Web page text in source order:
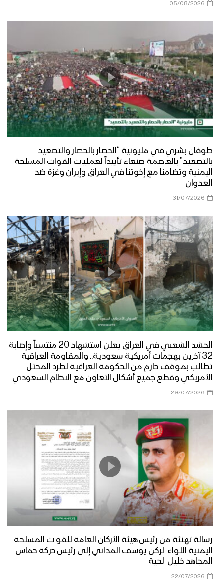
05/08/2026
طوفان بشري في مليونية “الحصار بالحصار والتصعيد
بالتصعيد” بالعاصمة صنعاء تأييداً لعمليات القوات المسلحة
اليمنية وتضامنا مع إخوتنا في العراق وإيران وغزة ضد
العدوان
31/07/2026
الحشد الشعبي في العراق يعلن استشهاد 20 منتسباً وإصابة
32 آخرين بهجمات أمريكية سعودية.. والمقاومة العراقية
تطالب بموقف حازم من الحكومة العراقية لطرد المحتل
الأمريكي وقطع جميع أشكال التعاون مع النظام السعودي
29/07/2026
رسالة تهنئة من رئيس هيئة الأركان العامة للقوات المسلحة
اليمنية اللواء الركن يوسف المداني إلى رئيس حركة حماس
المجاهد خليل الحية
22/07/2026